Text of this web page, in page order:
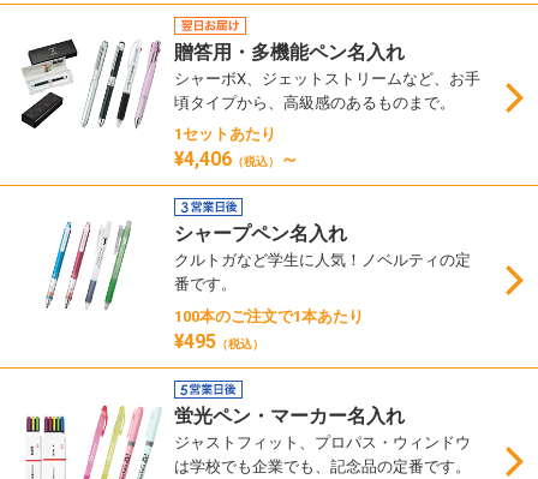
贈答用・多機能ペン名入れ
シャーボX、ジェットストリームなど、お手
頃タイプから、高級感のあるものまで。
1セットあたり
¥4,406 （税込） ～
シャープペン名入れ
クルトガなど学生に人気！ノベルティの定
番です。
100本のご注文で1本あたり
¥495 （税込）
蛍光ペン・マーカー名入れ
ジャストフィット、プロパス・ウィンドウ
は学校でも企業でも、記念品の定番です。